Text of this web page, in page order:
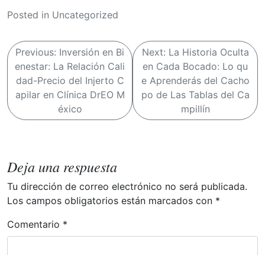
Posted in Uncategorized
N
e
g
i
ó
n
d
e
Previous: Inversión en Bi
enestar: La Relación Cali
dad-Precio del Injerto C
apilar en Clínica DrEO M
éxico
Next: La Historia Oculta
en Cada Bocado: Lo qu
e Aprenderás del Cacho
po de Las Tablas del Ca
mpillín
Deja una respuesta
Tu dirección de correo electrónico no será publicada.
Los campos obligatorios están marcados con *
Comentario *